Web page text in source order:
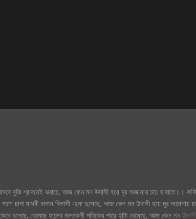
বুঝি শ্রাবনেই ঝরায়ে, আজ কেন মন উদাসী হয়ে দূর অজানায় চায় হারাতে।।
চাপা মাধবী বাগান বিলাসী হেনা দুলেছে, আজ কেন মন উদাসী হয়ে দূর অজানায়
চলেছে, থেমেছে হাসের জলকেলী পথিকের পায়ে হাটা থেমেছে, আজ কেন মন উদাসী